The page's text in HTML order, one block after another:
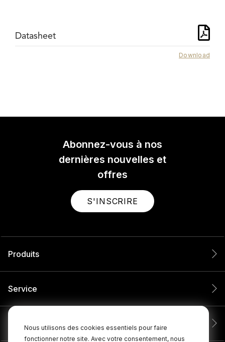
Nous utilisons des cookies essentiels pour faire
fonctionner notre site. Avec votre consentement, nous
Datasheet
Download
Abonnez-vous à nos
dernières nouvelles et
offres
S'INSCRIRE
Produits
Service
Entreprise